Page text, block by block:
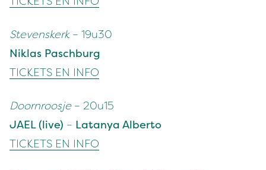
Stevenskerk– 19u30
Niklas Paschburg
TICKETS EN INFO
Doornroosje– 20u15
JAEL (live) – Latanya Alberto
TICKETS EN INFO